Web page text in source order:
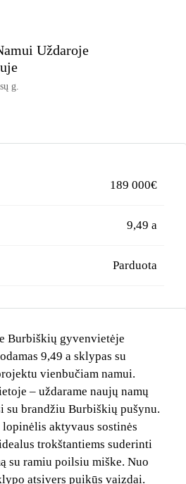
Uždaroje
g.
189 000€
9,49 a
Parduota
Burbiškių gyvenvietėje
9,49 a sklypas su
vienbučiam namui.
– uždarame naujų namų
su brandžiu Burbiškių pušynu.
aktyvaus sostinės
trokštantiems suderinti
su ramiu poilsiu miške. Nuo
atsivers puikūs vaizdai.